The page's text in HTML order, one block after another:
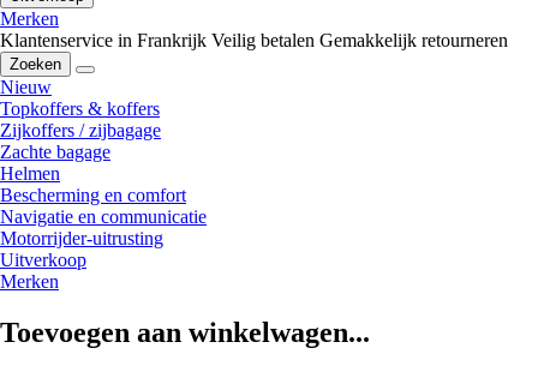
Merken
Klantenservice in Frankrijk Veilig betalen Gemakkelijk retourneren
Zoeken
Nieuw
Topkoffers & koffers
Zijkoffers / zijbagage
Zachte bagage
Helmen
Bescherming en comfort
Navigatie en communicatie
Motorrijder-uitrusting
Uitverkoop
Merken
Toevoegen aan winkelwagen...